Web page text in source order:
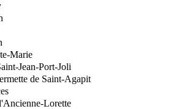
Marie
Jean-Port-Joli
de Saint-Agapit
Lorette